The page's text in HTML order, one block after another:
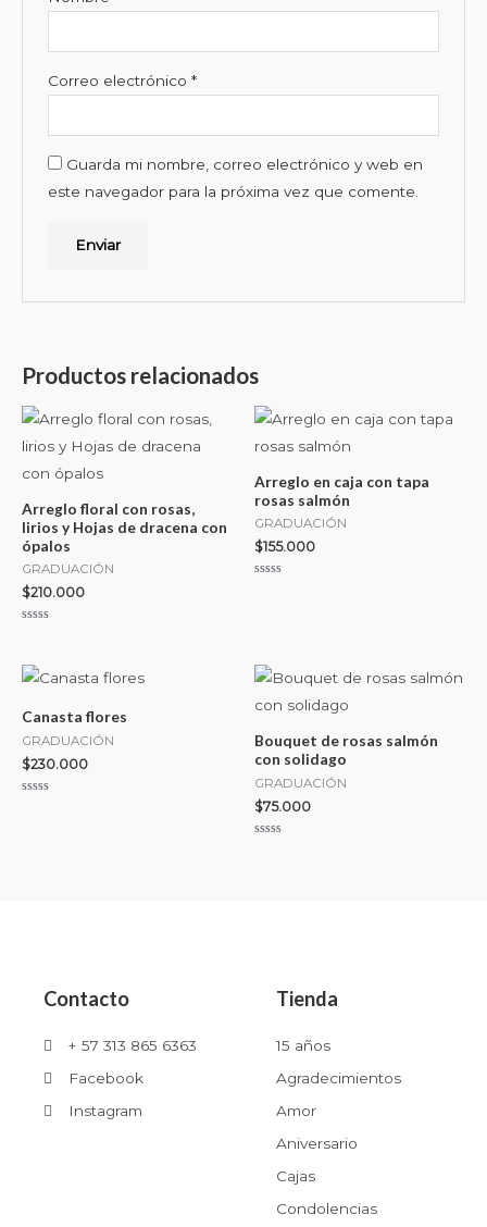
Correo electrónico *
Guarda mi nombre, correo electrónico y web en
este navegador para la próxima vez que comente.
Productos relacionados
Arreglo floral con rosas,
lirios y Hojas de dracena con
ópalos
GRADUACIÓN
$210.000
de
5
Arreglo en caja con tapa
rosas salmón
GRADUACIÓN
$155.000
Canasta flores
GRADUACIÓN
$230.000
Bouquet de rosas salmón
con solidago
GRADUACIÓN
$75.000
Contacto
+ 57 313 865 6363
Facebook
Instagram
Tienda
15 años
Agradecimientos
Amor
Aniversario
Cajas
Condolencias